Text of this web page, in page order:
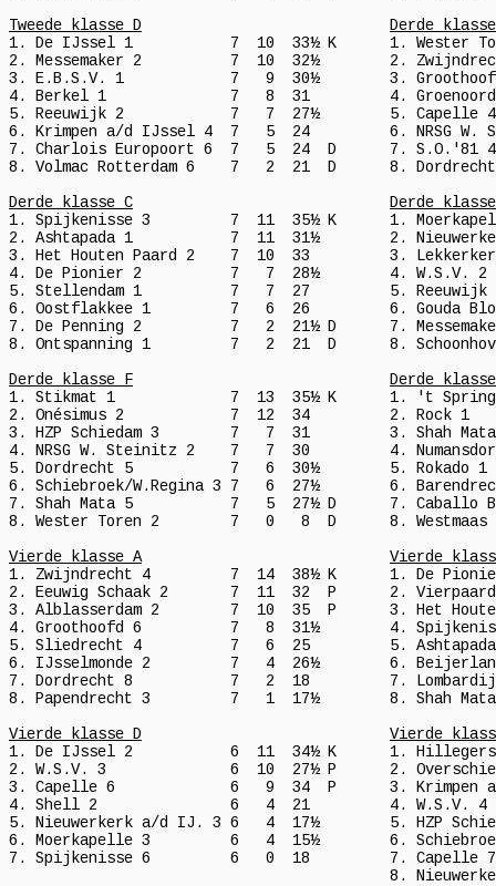
Tweede klasse D
Derde
1. De IJssel 1           7  10  33½ K      1. Wester
2. Messemaker 2          7  10  32½        2.
3. E.B.S.V. 1            7   9  30½        3.
4. Berkel 1              7   8  31         4.
5. Reeuwijk 2            7   7  27½        5.
6. Krimpen a/d IJssel 4  7   5  24         6.
7. Charlois Europoort 6  7   5  24  D      7.
8. Volmac Rotterdam 6    7   2  21  D      8.
Derde klasse C
Derde
1. Spijkenisse 3         7  11  35½ K      1.
2. Ashtapada 1           7  11  31½        2.
3. Het Houten Paard 2    7  10  33         3.
4. De Pionier 2          7   7  28½        4.
5. Stellendam 1          7   7  27         5.
6. Oostflakkee 1         7   6  26         6. Gouda
7. De Penning 2          7   2  21½ D      7.
8. Ontspanning 1         7   2  21  D      8.
Derde klasse F
Derde
1. Stikmat 1             7  13  35½ K      1. 't
2. Onésimus 2            7  12  34         2. Rock
3. HZP Schiedam 3        7   7  31         3. Shah
4. NRSG W. Steinitz 2    7   7  30         4.
5. Dordrecht 5           7   6  30½        5.
6. Schiebroek/W.Regina 3 7   6  27½        6.
7. Shah Mata 5           7   5  27½ D      7.
8. Wester Toren 2        7   0   8  D      8.
Vierde klasse A
Vierde
1. Zwijndrecht 4         7  14  38½ K      1. De
2. Eeuwig Schaak 2       7  11  32  P      2.
3. Alblasserdam 2        7  10  35  P      3. Het
4. Groothoofd 6          7   8  31½        4.
5. Sliedrecht 4          7   6  25         5.
6. IJsselmonde 2         7   4  26½        6.
7. Dordrecht 8           7   2  18         7.
8. Papendrecht 3         7   1  17½        8. Shah
Vierde klasse D
Vierde
1. De IJssel 2           6  11  34½ K      1.
2. W.S.V. 3              6  10  27½ P      2.
3. Capelle 6             6   9  34  P      3. Krimpen
4. Shell 2               6   4  21         4. W.S.V. 4
5. Nieuwerkerk a/d IJ. 3 6   4  17½        5. HZP
6. Moerkapelle 3         6   4  15½        6.
7. Spijkenisse 6         6   0  18         7.
8.